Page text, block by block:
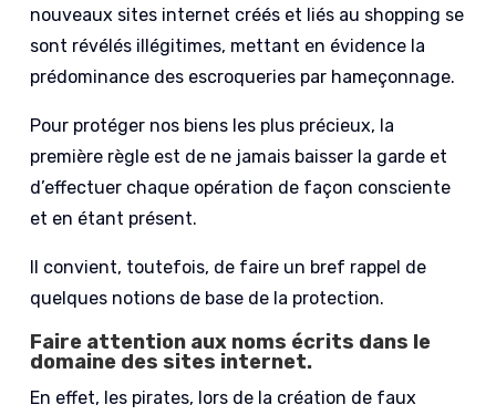
nouveaux sites internet créés et liés au shopping se
sont révélés illégitimes, mettant en évidence la
prédominance des escroqueries par hameçonnage.
Pour protéger nos biens les plus précieux, la
première règle est de ne jamais baisser la garde et
d’effectuer chaque opération de façon consciente
et en étant présent.
Il convient, toutefois, de faire un bref rappel de
quelques notions de base de la protection.
Faire attention aux noms écrits dans le
domaine des sites internet.
En effet, les pirates, lors de la création de faux